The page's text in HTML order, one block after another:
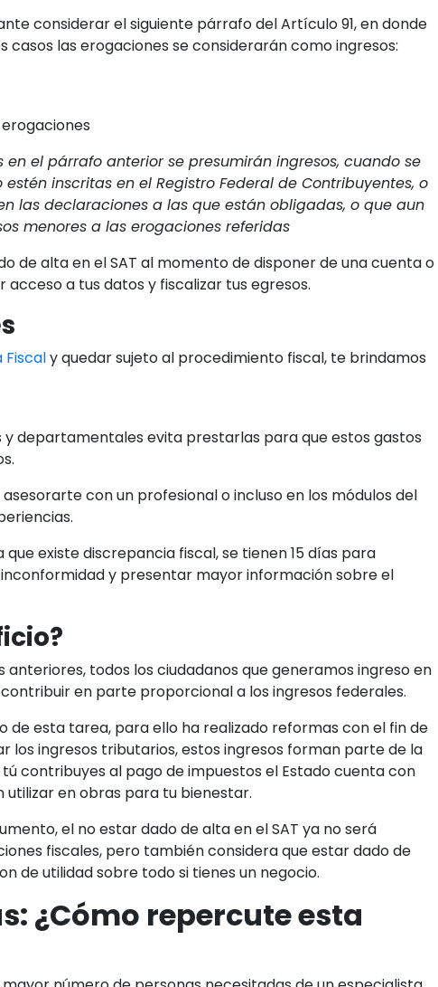
considerar el siguiente párrafo del Artículo 91, en donde
casos las erogaciones se considerarán como ingresos:
en el párrafo anterior se presumirán ingresos, cuando se
inscritas en el Registro Federal de Contribuyentes, o
las declaraciones a las que están obligadas, o que aun
menores a las erogaciones referidas
de alta en el SAT al momento de disponer de una cuenta o
a tus datos y fiscalizar tus egresos.
Fiscaly quedar sujeto al procedimiento fiscal, te brindamos
y departamentales evita prestarlas para que estos gastos
con un profesional o incluso en los módulos del
que existe discrepancia fiscal, se tienen 15 días para
y presentar mayor información sobre el
todos los ciudadanos que generamos ingreso en
en parte proporcional a los ingresos federales.
de esta tarea, para ello ha realizado reformas con el fin de
los ingresos tributarios, estos ingresos forman parte de la
contribuyes al pago de impuestos el Estado cuenta con
utilizar en obras para tu bienestar.
el no estar dado de alta en el SAT ya no será
fiscales, pero también considera que estar dado de
de utilidad sobre todo si tienes un negocio.
¿Cómo repercute esta